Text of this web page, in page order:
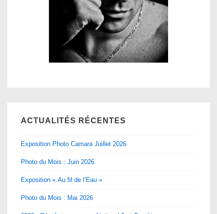
ACTUALITÉS RÉCENTES
Exposition Photo Camara Juillet 2026
Photo du Mois : Juin 2026
Exposition « Au fil de l’Eau »
Photo du Mois : Mai 2026